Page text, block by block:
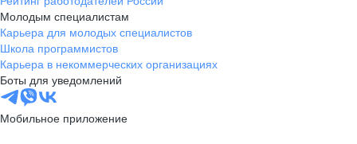
Молодым специалистам
Карьера для молодых специалистов
Школа программистов
Карьера в некоммерческих организациях
Боты для уведомлений
Мобильное приложение